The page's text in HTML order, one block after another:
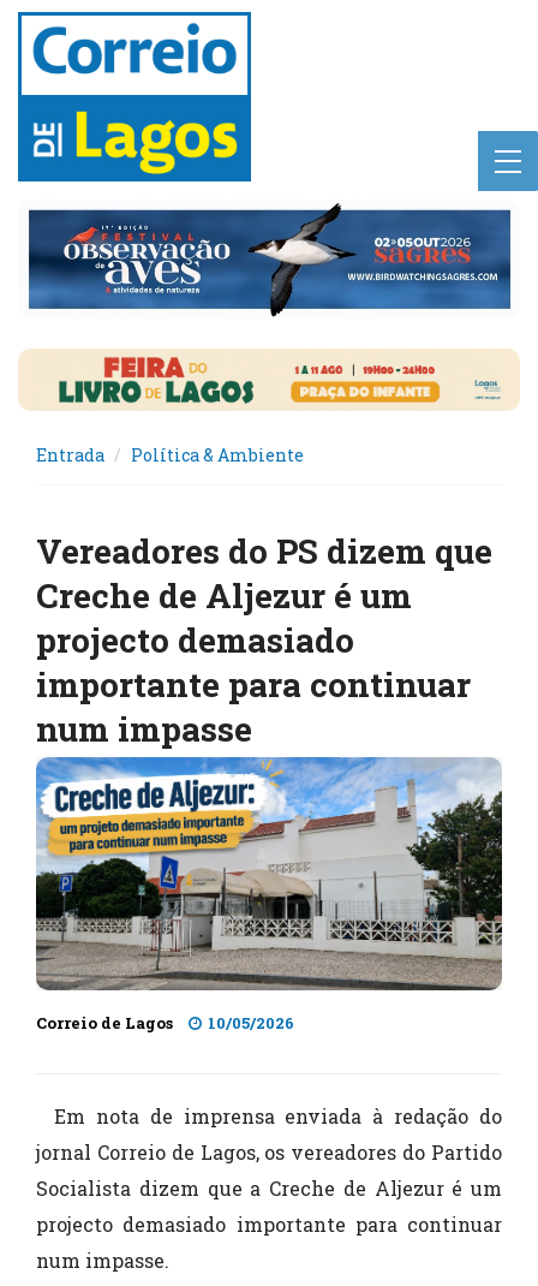
Entrada Política & Ambiente
Vereadores do PS dizem que
Creche de Aljezur é um
projecto demasiado
importante para continuar
num impasse
Correio de Lagos 10/05/2026
Em nota de imprensa enviada à redação do
jornal Correio de Lagos, os vereadores do Partido
Socialista dizem que a Creche de Aljezur é um
projecto demasiado importante para continuar
num impasse.